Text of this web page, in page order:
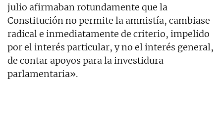
julio afirmaban rotundamente que la
Constitución no permite la amnistía, cambiase
radical e inmediatamente de criterio, impelido
por el interés particular, y no el interés general,
de contar apoyos para la investidura
parlamentaria».